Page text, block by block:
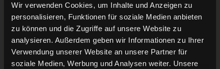
Wir verwenden Cookies, um Inhalte und Anzeigen zu
personalisieren, Funktionen für soziale Medien anbieten
zu können und die Zugriffe auf unsere Website zu
analysieren. Außerdem geben wir Informationen zu Ihrer
Verwendung unserer Website an unsere Partner für
soziale Medien, Werbung und Analysen weiter. Unsere
U18-Nationalteam berufen und später
Assistenzkapitän der U20-Nationalmannschafzt.
Bennet Roßmy ist 1,92 m groß und wiegt 95 kg. Er wird
bei der DEG mit der Nummer 72 auflaufen.